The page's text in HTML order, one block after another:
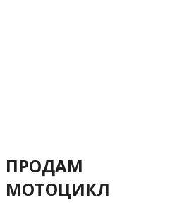
ПРОДАМ
МОТОЦИКЛ